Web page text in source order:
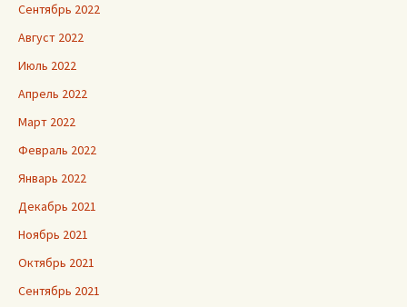
Сентябрь 2022
Август 2022
Июль 2022
Апрель 2022
Март 2022
Февраль 2022
Январь 2022
Декабрь 2021
Ноябрь 2021
Октябрь 2021
Сентябрь 2021